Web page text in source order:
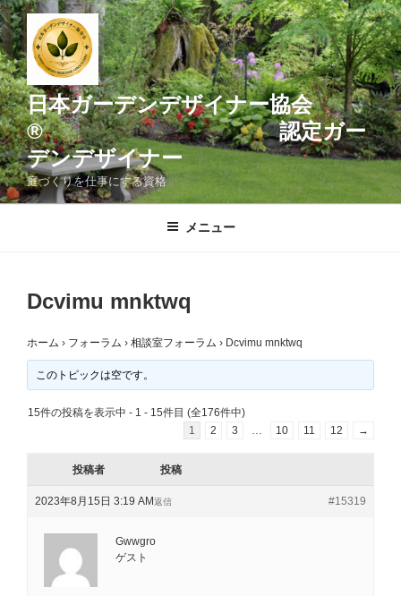
コ
ン
テ
ン
ツ
へ
ス
キ
ッ
プ
日本ガーデンデザイナー協会
® 認定ガー
デンデザイナー
庭づくりを仕事にする資格
メニュー
Dcvimu mnktwq
ホーム › フォーラム › 相談室フォーラム › Dcvimu mnktwq
このトピックは空です。
15件の投稿を表示中 - 1 - 15件目 (全176件中)
1
2 3 10 11 12 →
投稿者 投稿
2023年8月15日 3:19 AM #15319
返信
Gwwgro
ゲスト